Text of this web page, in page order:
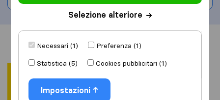
Informazioni Recensioni
Selezione alteriore
Necessari (1)
Preferenza (1)
Statistica (5)
Cookies pubblicitari (1)
Impostazioni